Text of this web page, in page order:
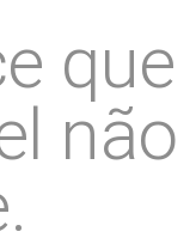
que
não